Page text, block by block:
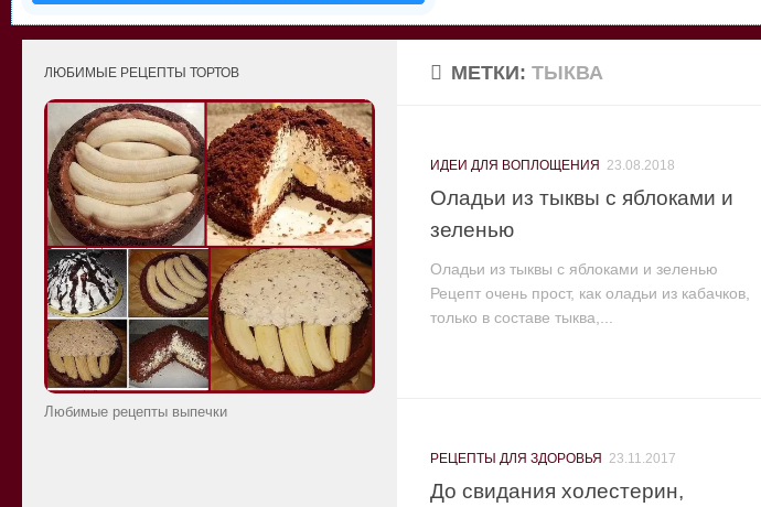
МЕТКИ: ТЫКВА
ИДЕИ ДЛЯ ВОПЛОЩЕНИЯ 23.08.2018
Оладьи из тыквы с яблоками и
зеленью
Оладьи из тыквы с яблоками и зеленью
Рецепт очень прост, как оладьи из кабачков,
только в составе тыква,...
РЕЦЕПТЫ ДЛЯ ЗДОРОВЬЯ 23.11.2017
До свидания холестерин,
ЛЮБИМЫЕ РЕЦЕПТЫ ТОРТОВ
Любимые рецепты выпечки